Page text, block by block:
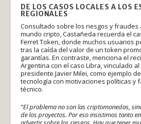
DE LOS CASOS LOCALES A LOS
REGIONALES
Consultado sobre los riesgos y fraudes
mundo cripto, Castañeda recuerda el
Ferret Token, donde muchos usuarios
tras la caída del valor de un token
garantías. En contraste, menciona el
Argentina con el caso Libra, vinculado
presidente Javier Milei, como ejemplo
tecnología con motivaciones políticas y
técnico.
“El problema no son las criptomonedas,
de los proyectos. Por eso insistimos tanto